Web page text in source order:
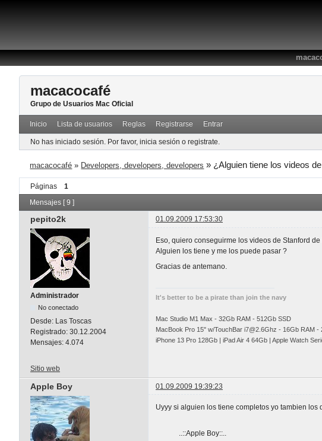
macacocafé
Grupo de Usuarios Mac Oficial
Inicio Lista de usuarios Reglas Registrarse Entrar
No has iniciado sesión. Por favor, inicia sesión o registrate.
macacocafé » Developers, developers, developers » ¿Alguien tiene los videos
Páginas
1
Mensajes [ 9 ]
pepito2k 01.09.2009 17:53:30
Administrador
No conectado
Desde: Las Toscas
Registrado: 30.12.2004
Mensajes: 4.074
Eso, quiero conseguirme los videos de Stanford
Alguien los tiene y me los puede pasar ?
Gracias de antemano.
It's better to be a pirate than join the navy
Mac Studio M1 Max - 32Gb RAM - 512Gb SSD
MacBook Pro 15" w/TouchBar i7@2.6Ghz - 16Gb RAM -
iPhone 13 Pro 128Gb | iPad Air 4 64Gb | Apple Watch
Sitio web
Apple Boy 01.09.2009 19:39:23
Uyyy si alguien los tiene completos yo tambien los
..::Apple Boy::..